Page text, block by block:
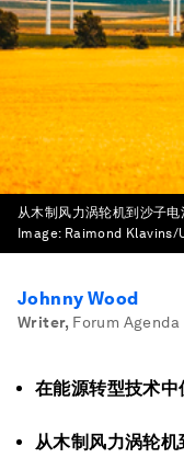
从木制风力涡轮机到沙子
Image: Raimond Klavins/
Johnny Wood
Writer, Forum Agenda
在能源转型技术中
从木制风力涡轮